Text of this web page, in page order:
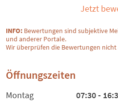
Jetzt
INFO: Bewertungen sind subjektive
und anderer Portale.
Wir überprüfen die Bewertungen
Öffnungszeiten
Montag
07:30 -